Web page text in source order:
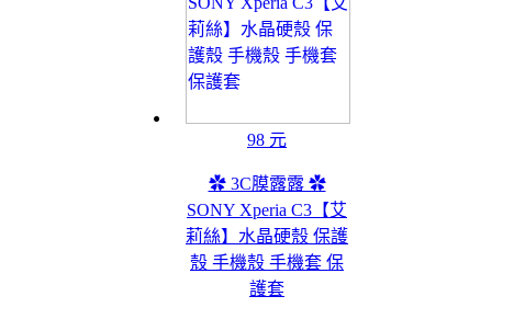
98 元
✿ 3C膜露露 ✿
SONY Xperia C3【艾
莉絲】水晶硬殼 保護
殼 手機殼 手機套 保
護套